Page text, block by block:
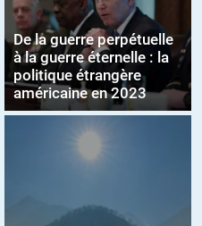
De la guerre perpétuelle
à la guerre éternelle : la
politique étrangère
américaine en 2023